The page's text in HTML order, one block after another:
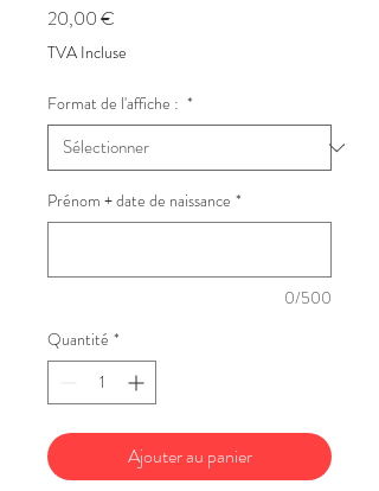
20,00 €
TVA Incluse
Format de l'affiche : *
Prénom + date de naissance *
0/500
Quantité *
Ajouter au panier